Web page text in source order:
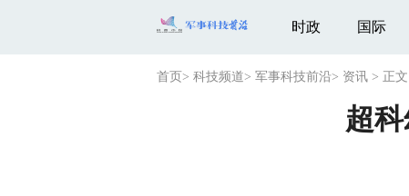
时政 国际
首页 > 科技频道> 军事科技前沿> 资讯 > 正文
超